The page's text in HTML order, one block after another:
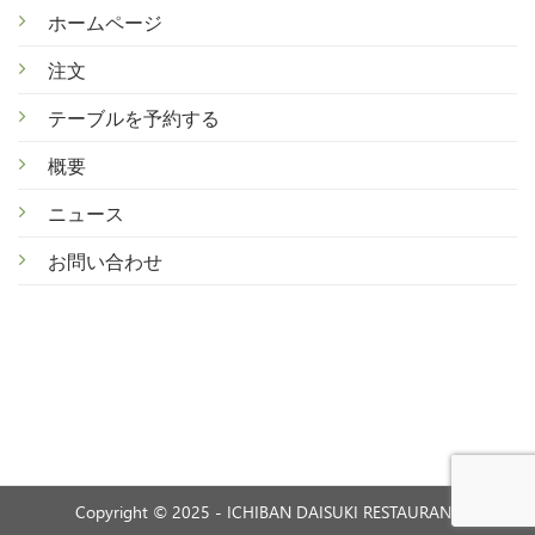
ホームページ
注文
テーブルを予約する
概要
ニ ュース
お問い合わせ
Copyright © 2025 - ICHIBAN DAISUKI RESTAURANT